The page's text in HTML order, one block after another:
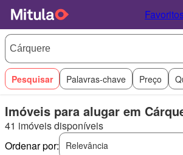
Pesquisar Palavras-chave Preço
Imóveis para alugar em
41 imóveis disponíveis
Ordenar por:
Relevância